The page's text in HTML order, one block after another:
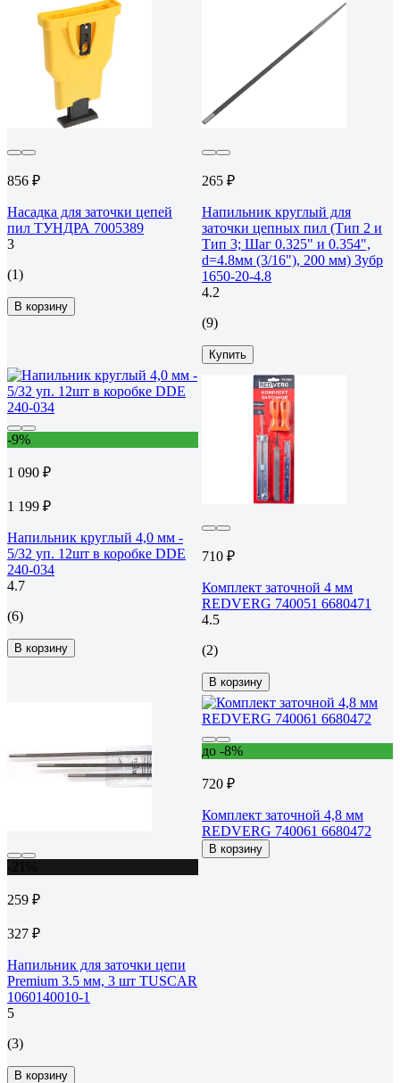
856 ₽
Насадка для заточки цепей
пил ТУНДРА 7005389
3
(1)
В корзину
265 ₽
Напильник круглый для
заточки цепных пил (Тип 2 и
Тип 3; Шаг 0.325" и 0.354",
d=4.8мм (3/16"), 200 мм) Зубр
1650-20-4.8
4.2
(9)
Купить
-9%
1 090 ₽
1 199 ₽
Напильник круглый 4,0 мм -
5/32 уп. 12шт в коробке DDE
240-034
4.7
(6)
В корзину
710 ₽
Комплект заточной 4 мм
REDVERG 740051 6680471
4.5
(2)
В корзину
259 ₽
327 ₽
Напильник для заточки цепи
Premium 3.5 мм, 3 шт TUSCAR
1060140010-1
5
(3)
В корзину
до -8%
720 ₽
Комплект заточной 4,8 мм
REDVERG 740061 6680472
В корзину